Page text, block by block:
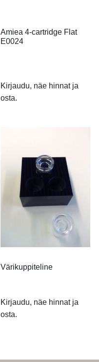
Amiea 4-cartridge Flat
E0024
Kirjaudu, näe hinnat ja
osta.
Värikuppiteline
Kirjaudu, näe hinnat ja
osta.